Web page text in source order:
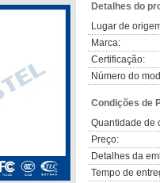
Detalhes do
Lugar de
Marca:
Certificação:
Número do
Condições de
Quantidade de
Preço:
Detalhes da
Tempo de